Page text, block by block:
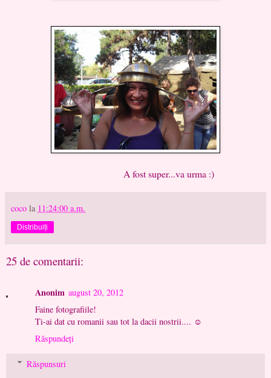
A fost super...va urma :)
coco la 11:24:00 a.m.
Distribuiți
25 de comentarii:
Anonim august 20, 2012
Faine fotografiile!
Ti-ai dat cu romanii sau tot la dacii nostrii.... ☺
Răspundeți
Răspunsuri